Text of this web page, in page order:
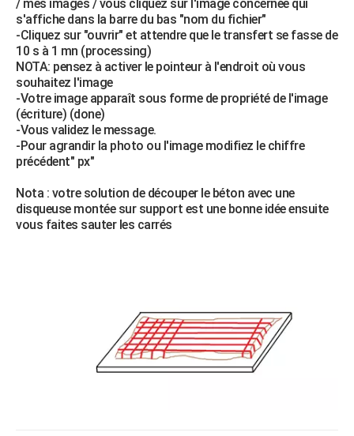
/ mes images / vous cliquez sur l'image concernée qui
s'affiche dans la barre du bas "nom du fichier"
-Cliquez sur "ouvrir" et attendre que le transfert se fasse de
10 s à 1 mn (processing)
NOTA: pensez à activer le pointeur à l'endroit où vous
souhaitez l'image
-Votre image apparaît sous forme de propriété de l'image
(écriture) (done)
-Vous validez le message.
-Pour agrandir la photo ou l'image modifiez le chiffre
précédent" px"
Nota : votre solution de découper le béton avec une
disqueuse montée sur support est une bonne idée ensuite
vous faites sauter les carrés